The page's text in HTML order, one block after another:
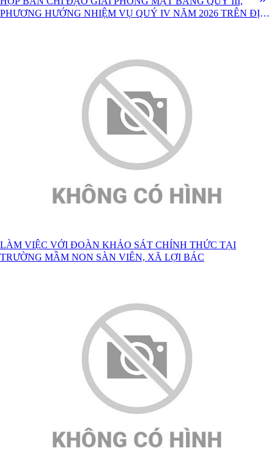
PHƯƠNG HƯỚNG NHIỆM VỤ QUÝ IV NĂM 2026 TRÊN ĐỊA
LÀM VIỆC VỚI ĐOÀN KHẢO SÁT CHÍNH THỨC TẠI
TRƯỜNG MẦM NON SÀN VIÊN, XÃ LỢI BÁC